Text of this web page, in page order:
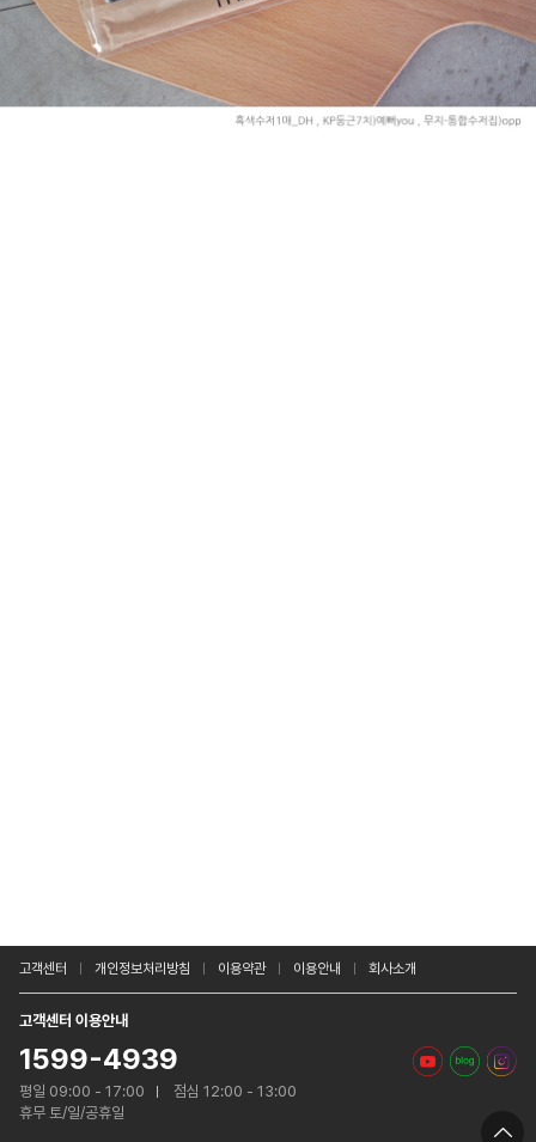
고객센터 개인정보처리방침 이용약관 이용안내 회사소개
고객센터 이용안내
1599-4939
평일 09:00 - 17:00
점심 12:00 - 13:00
휴무 토/일/공휴일